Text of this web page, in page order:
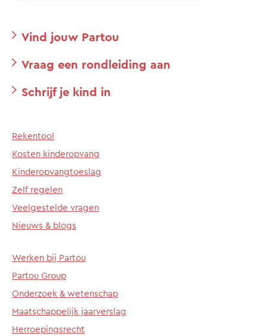
Vind jouw Partou
Vraag een rondleiding aan
Schrijf je kind in
Rekentool
Kosten kinderopvang
Kinderopvangtoeslag
Zelf regelen
Veelgestelde vragen
Nieuws & blogs
Werken bij Partou
Partou Group
Onderzoek & wetenschap
Maatschappelijk jaarverslag
Herroepingsrecht